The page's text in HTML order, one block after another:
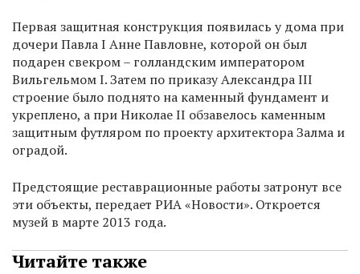
Первая защитная конструкция появилась у дома при
дочери Павла I Анне Павловне, которой он был
подарен свекром – голландским императором
Вильгельмом I. Затем по приказу Александра III
строение было поднято на каменный фундамент и
укреплено, а при Николае II обзавелось каменным
защитным футляром по проекту архитектора Залма и
оградой.
Предстоящие реставрационные работы затронут все
эти объекты, передает РИА «Новости». Откроется
музей в марте 2013 года.
Читайте также